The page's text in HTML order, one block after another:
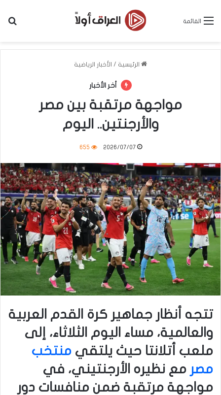
القائمة
الرئيسية / الأخبار الرياضية
أخر الأخبار
مواجهة مرتقبة بين مصر
والأرجنتين.. اليوم
2026/07/07
655
تتجه أنظار جماهير كرة القدم العربية
والعالمية، مساء اليوم الثلاثاء، إلى
ملعب أتلانتا حيث يلتقي منتخب
مصر مع نظيره الأرجنتيني، في
مواجهة مرتقبة ضمن منافسات دور